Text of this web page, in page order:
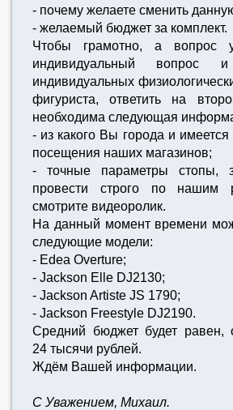
- почему желаете сменить
- желаемый бюджет за комплект.
Чтобы грамотно, а вопрос
индивидуальный вопрос
индивидуальных
фигуриста, ответить на
необходима следующая
- из какого Вы города и
посещения наших магазинов;
- точные параметры стопы,
провести строго по нашим
смотрите видеоролик.
На данный момент времени
следующие модели:
- Edea Overture;
- Jackson Elle DJ2130;
- Jackson Artiste JS 1790;
- Jackson Freestyle DJ2190.
Средний бюджет будет равен,
24 тысячи рублей.
Ждём Вашей информации.
С Уважением, Михаил.